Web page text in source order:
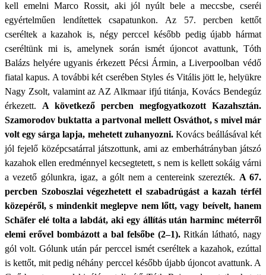
kell emelni Marco Rossit, aki jól nyúlt bele a meccsbe, cseréi
egyértelműen lendítettek csapatunkon. Az 57. percben kettőt
cseréltek a kazahok is, négy perccel később pedig újabb hármat
cseréltünk mi is, amelynek során ismét újoncot avattunk, Tóth
Balázs helyére ugyanis érkezett Pécsi Ármin, a Liverpoolban védő
fiatal kapus. A további két cserében Styles és Vitális jött le, helyükre
Nagy Zsolt, valamint az AZ Alkmaar ifjú titánja, Kovács Bendegúz
érkezett. A következő percben megfogyatkozott Kazahsztán.
Szamorodov buktatta a partvonal mellett Osváthot, s mivel már
volt egy sárga lapja, mehetett zuhanyozni.Kovács beállásával két
jól fejelő középcsatárral játszottunk, ami az emberhátrányban játszó
kazahok ellen eredménnyel kecsegtetett, s nem is kellett sokáig várni
a vezető gólunkra, igaz, a gólt nem a centereink szerezték. A 67.
percben Szoboszlai végezhetett el szabadrúgást a kazah térfél
közepéről, s mindenkit meglepve nem lőtt, vagy beívelt, hanem
Schäfer elé tolta a labdát, aki egy állítás után harminc méterről
elemi erővel bombázott a bal felsőbe (2–1).Ritkán látható, nagy
gól volt. Gólunk után pár perccel ismét cseréltek a kazahok, ezúttal
is kettőt, mit pedig néhány perccel később újabb újoncot avattunk. A